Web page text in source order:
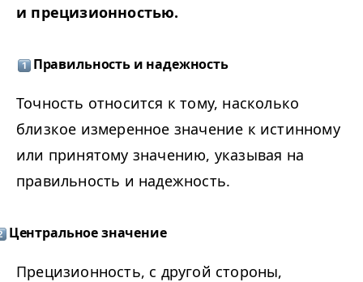
и прецизионностью.
Правильность и надежность
Точность относится к тому, насколько
близкое измеренное значение к истинному
или принятому значению, указывая на
правильность и надежность.
Центральное значение
Прецизионность, с другой стороны,